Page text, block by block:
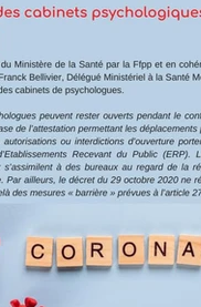
et santé
ses états Estime